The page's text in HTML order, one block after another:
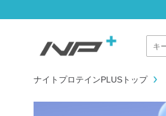
ナイトプロテインPLUSトップ